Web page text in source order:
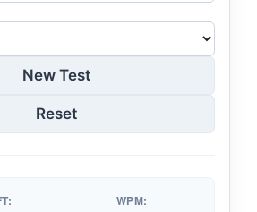
New Test
Reset
WPM: